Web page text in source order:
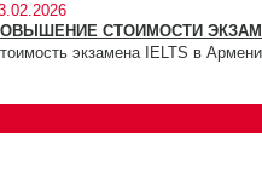
СТОИМОСТИ
экзамена IELTS в